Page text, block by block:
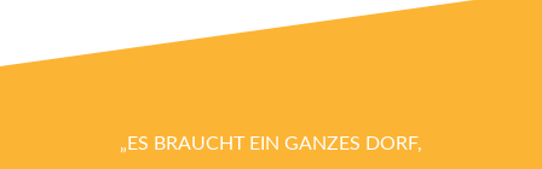
„ES BRAUCHT EIN GANZES DORF,